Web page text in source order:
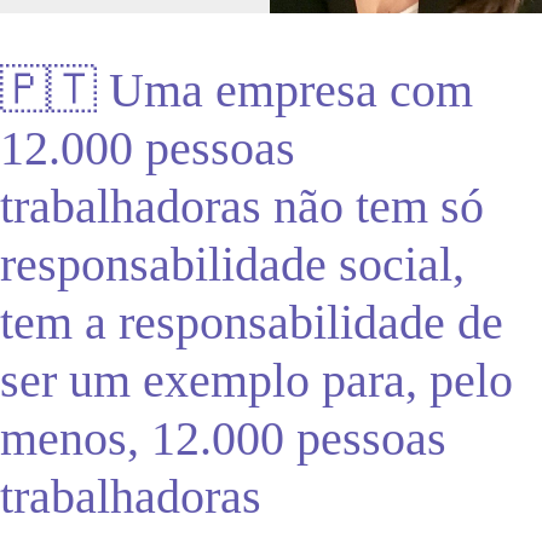
🇵🇹 Uma empresa com
12.000 pessoas
trabalhadoras não tem só
responsabilidade social,
tem a responsabilidade de
ser um exemplo para, pelo
menos, 12.000 pessoas
trabalhadoras